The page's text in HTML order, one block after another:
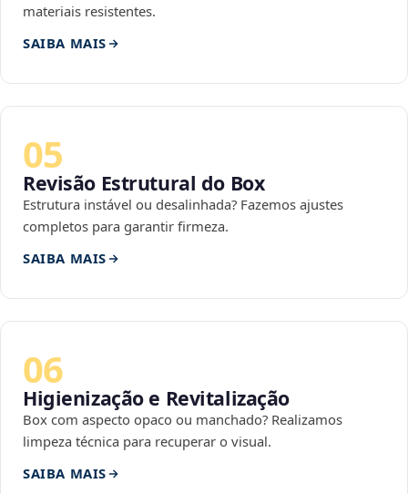
materiais resistentes.
SAIBA MAIS
05
Revisão Estrutural do Box
Estrutura instável ou desalinhada? Fazemos ajustes
completos para garantir firmeza.
SAIBA MAIS
06
Higienização e Revitalização
Box com aspecto opaco ou manchado? Realizamos
limpeza técnica para recuperar o visual.
SAIBA MAIS